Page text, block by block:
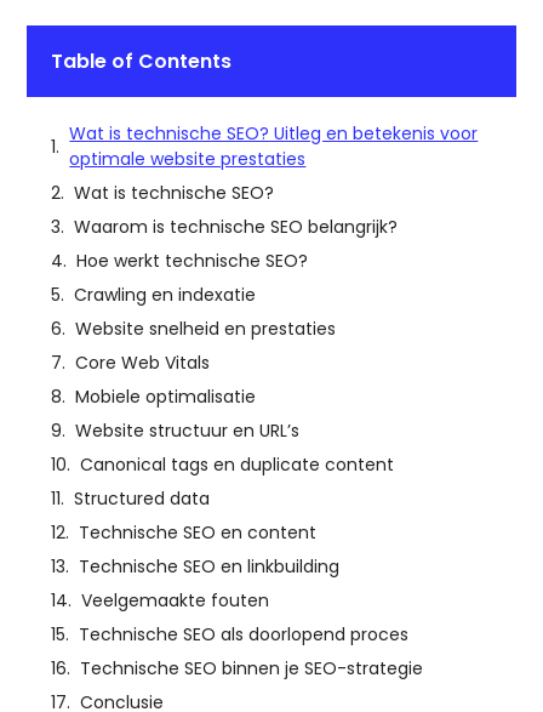
Table of Contents
Wat is technische SEO? Uitleg en betekenis voor
optimale website prestaties
Wat is technische SEO?
Waarom is technische SEO belangrijk?
Hoe werkt technische SEO?
Crawling en indexatie
Website snelheid en prestaties
Core Web Vitals
Mobiele optimalisatie
Website structuur en URL’s
Canonical tags en duplicate content
Structured data
Technische SEO en content
Technische SEO en linkbuilding
Veelgemaakte fouten
Technische SEO als doorlopend proces
Technische SEO binnen je SEO-strategie
Conclusie